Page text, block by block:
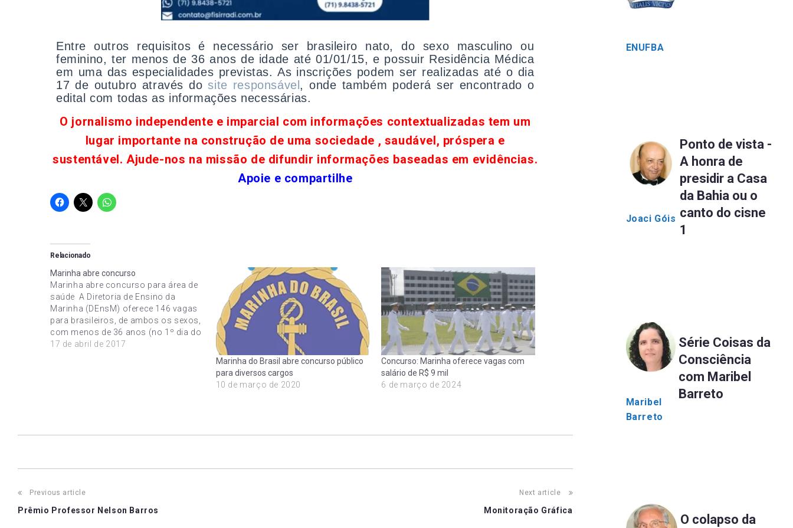
Entre outros requisitos é necessário ser brasileiro nato, do sexo masculino ou
feminino, ter menos de 36 anos de idade até 01/01/15, e possuir Residência Médica
em uma das especialidades previstas. As inscrições podem ser realizadas até o dia
17 de outubro através dosite responsável , onde também poderá ser encontrado o
edital com todas as informações necessárias.
O jornalismo independente e imparcial com informações contextualizadas tem um
lugar importante na construção de uma sociedade , saudável, próspera e
sustentável. Ajude-nos na missão de difundir informações baseadas em evidências.
Apoie e compartilhe
Relacionado
Marinha abre concurso
Marinha abre concurso para área de
saúde A Diretoria de Ensino da
Marinha (DEnsM) oferece 146 vagas
para brasileiros, de ambos os sexos,
com menos de 36 anos (no 1º dia do
mês de janeiro de 2018) e que tenham
17 de abril de 2017
Marinha do Brasil abre concurso público
para diversos cargos
10 de março de 2020
Concurso: Marinha oferece vagas com
salário de R$ 9 mil
6 de março de 2024
Post
Previous article
Prêmio Professor Nelson Barros
Next article
Monitoração Gráfica
ENUFBA
Joaci Góis
Ponto de vista -
A honra de
presidir a Casa
da Bahia ou o
canto do cisne
1
Maribel
Barreto
Série Coisas da
Consciência
com Maribel
Barreto
O colapso da